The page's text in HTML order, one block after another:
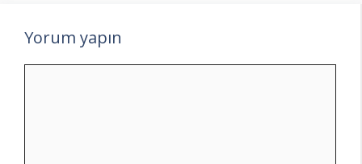
Yorum yapın